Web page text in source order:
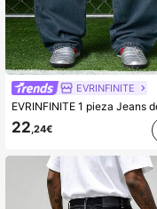
EVRINFINITE
22,24€